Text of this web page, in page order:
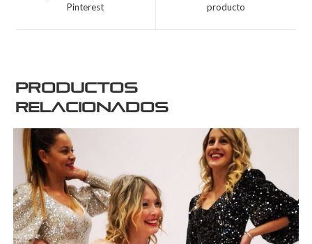
Pinterest
producto
Productos
relacionados